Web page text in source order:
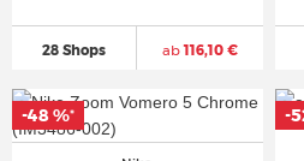
28 Shops ab116,10 €
-48 %* -